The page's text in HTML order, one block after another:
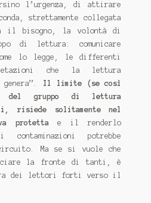
l’urgenza, di attirare
strettamente collegata
il bisogno, la volontà di
di lettura: comunicare
lo legge, le differenti
che la lettura
genera”. Il limite (se così
del gruppo di lettura
risiede solitamente nel
protetta e il renderlo
potrebbe
Ma se si vuole che
la fronte di tanti, è
dei lettori forti verso il